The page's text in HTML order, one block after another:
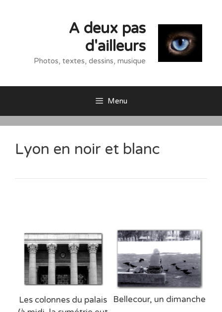
A deux pas
d'ailleurs
Photos, textes, dessins, musique
Menu
Lyon en noir et blanc
Les colonnes du palais
Bellecour, un dimanche